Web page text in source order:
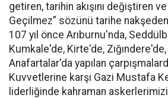
getiren, tarihin akışını değiştiren
Geçilmez” sözünü tarihe nakşeden
107 yıl önce Arıburnu'nda,
Kumkale'de, Kirte'de, Zığındere'de,
Anafartalar'da yapılan
Kuvvetlerine karşı Gazi Mustafa
liderliğinde kahraman